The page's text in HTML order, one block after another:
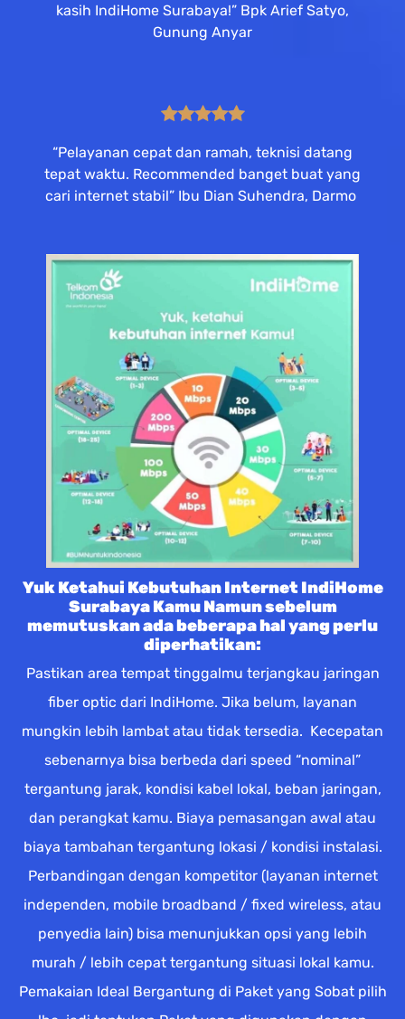
kasih IndiHome Surabaya!” Bpk Arief Satyo,
Gunung Anyar
“Pelayanan cepat dan ramah, teknisi datang
tepat waktu. Recommended banget buat yang
cari internet stabil” Ibu Dian Suhendra, Darmo
Yuk Ketahui Kebutuhan Internet IndiHome
Surabaya Kamu Namun sebelum
memutuskan ada beberapa hal yang perlu
diperhatikan:
Pastikan area tempat tinggalmu terjangkau jaringan
fiber optic dari IndiHome. Jika belum, layanan
mungkin lebih lambat atau tidak tersedia. Kecepatan
sebenarnya bisa berbeda dari speed “nominal”
tergantung jarak, kondisi kabel lokal, beban jaringan,
dan perangkat kamu. Biaya pemasangan awal atau
biaya tambahan tergantung lokasi / kondisi instalasi.
Perbandingan dengan kompetitor (layanan internet
independen, mobile broadband / fixed wireless, atau
penyedia lain) bisa menunjukkan opsi yang lebih
murah / lebih cepat tergantung situasi lokal kamu.
Pemakaian Ideal Bergantung di Paket yang Sobat pilih